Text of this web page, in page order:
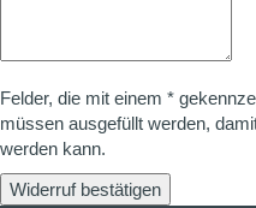
Felder, die mit einem *
müssen ausgefüllt werden,
werden kann.
Widerruf bestätigen